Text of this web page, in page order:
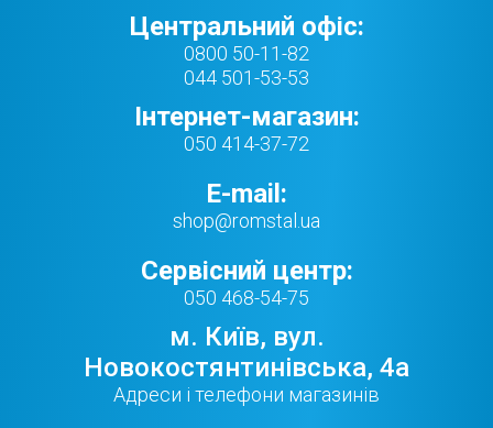
Центральний офіс:
0800 50-11-82
044 501-53-53
Інтернет-магазин:
050 414-37-72
E-mail:
shop@romstal.ua
Сервісний центр:
050 468-54-75
м. Київ, вул.
Новокостянтинівська, 4а
Адреси і телефони магазинів